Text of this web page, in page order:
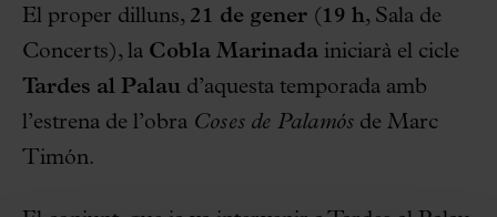
El proper dilluns, 21 de gener (19 h, Sala de
Concerts), la Cobla Marinada iniciarà el cicle
Tardes al Palau d’aquesta temporada amb
l’estrena de l’obra Coses de Palamós de Marc
Timón.